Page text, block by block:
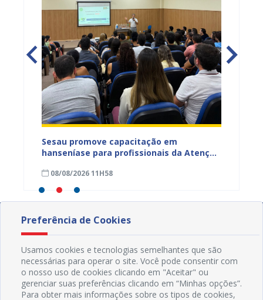
Sesau promove capacitação em
hanseníase para profissionais da Atenção
08/08/2026 11H58
Preferência de Cookies
Usamos cookies e tecnologias semelhantes que são
necessárias para operar o site. Você pode consentir com
o nosso uso de cookies clicando em "Aceitar" ou
gerenciar suas preferências clicando em “Minhas opções”.
Para obter mais informações sobre os tipos de cookies,